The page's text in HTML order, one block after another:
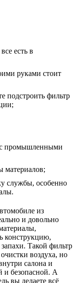
есть в
руками стоит
подстроить фильтр
промышленными
материалов;
службы, особенно
из
и довольно
конструкцию,
Такой фильтр
воздуха, но
салона и
и безопасной. А
вы делаете всё